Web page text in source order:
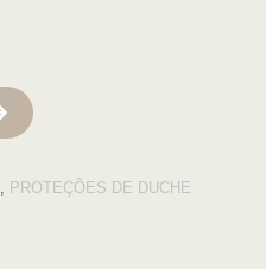
, PROTEÇÕES DE DUCHE